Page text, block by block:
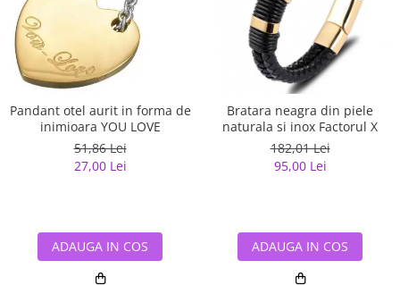
Pandant otel aurit in forma de
inimioara YOU LOVE
51,86 Lei
27,00 Lei
ADAUGA IN COS
Bratara neagra din piele
naturala si inox Factorul X
182,01 Lei
95,00 Lei
ADAUGA IN COS